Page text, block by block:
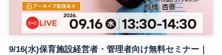
9/16(水)保育施設経営者・管理者向け無料セミナー｜